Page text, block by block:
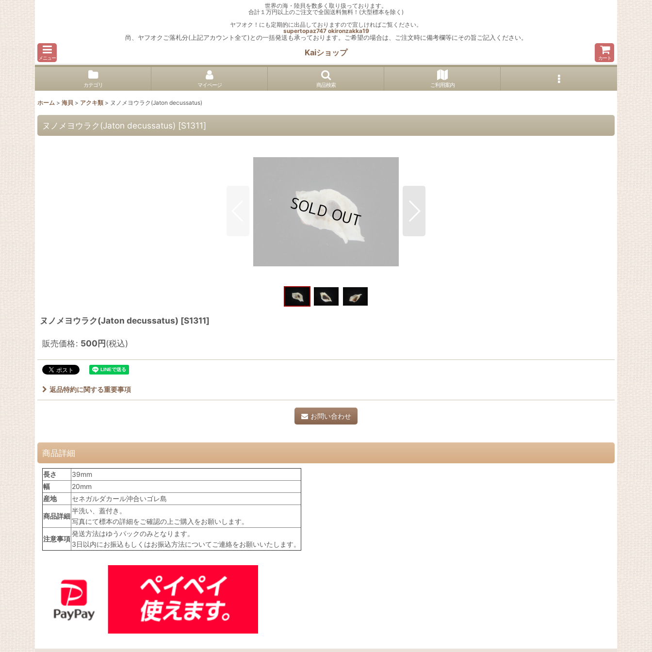
世界の海・陸貝を数多く取り扱っております。
合計１万円以上のご注文で全国送料無料！(大型標本を除く)
ヤフオク！にも定期的に出品しておりますので宜しければご覧ください。
supertopaz747 okironzakka19
尚、ヤフオクご落札分(上記アカウント全て)との一括発送も承っております。ご希望の場合は、ご注文時に備考欄等にその旨ご記入ください。
メニュー
Kaiショップ
カート
カテゴリ マイページ 商品検索 ご利用案内
ホーム > 海貝 > アクキ類 > ヌノメヨウラク(Jaton decussatus)
ヌノメヨウラク(Jaton decussatus) [S1311]
ヌノメヨウラク(Jaton decussatus) [S1311]
販売価格: 500円(税込)
返品特約に関する重要事項
お問い合わせ
商品詳細
長さ
39mm
幅
20mm
産地
セネガルダカール沖合いゴレ島
商品詳細
半洗い、蓋付き。
写真にて標本の詳細をご確認の上ご購入をお願いします。
注意事項
発送方法はゆうパックのみとなります。
3日以内にお振込もしくはお振込方法についてご連絡をお願いいたします。